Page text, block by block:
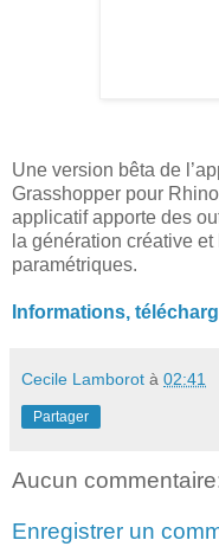
Une version bêta de
Grasshopper pour
applicatif apporte des
la génération créative
paramétriques.
Informations,
Cecile Lamborot à 02:41
Partager
Aucun
Enregistrer un